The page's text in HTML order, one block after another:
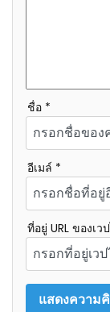
ชื่อ *
อีเมล์ *
ที่อยู่ URL ของเว